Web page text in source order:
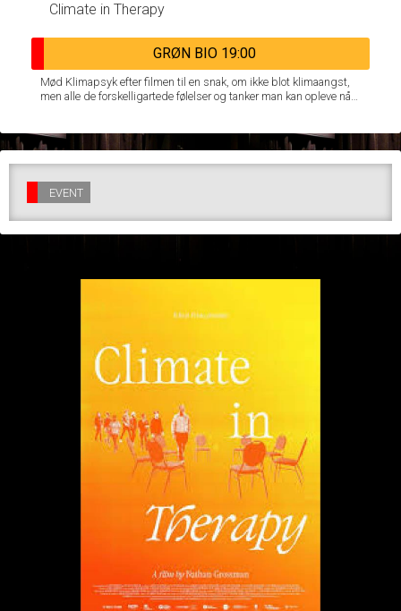
Climate in Therapy
GRØN BIO 19:00
Mød Klimapsyk efter filmen til en snak, om ikke blot klimaangst,
men alle de forskelligartede følelser og tanker man kan opleve når
EVENT